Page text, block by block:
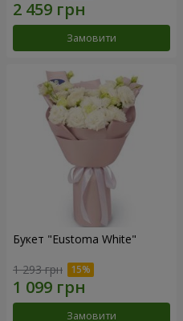
Замовити
Букет "Eustoma White"
1 293 грн
Замовити